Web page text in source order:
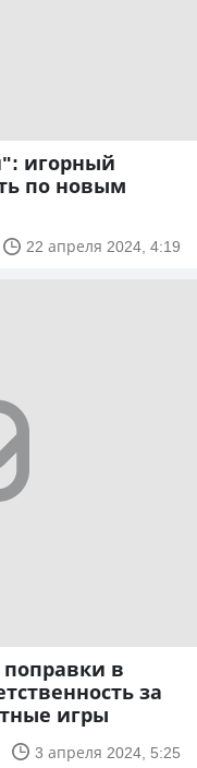
игорный
по новым
22 апреля 2024, 4:19
поправки в
за
игры
3 апреля 2024, 5:25